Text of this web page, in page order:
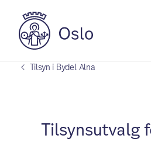
Tilsyn i Bydel Alna
Tilsynsutvalg